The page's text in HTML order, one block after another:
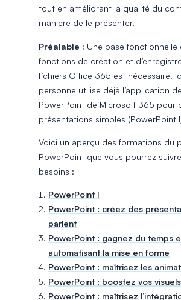
tout en améliorant la qualité du
manière de le présenter.
Préalable : Une base fonctionnelle
fonctions de création et
fichiers Office 365 est nécessaire.
personne utilise déjà l’application
PowerPoint de Microsoft 365 pour
présentations simples (PowerPoint
Voici un aperçu des formations du
PowerPoint que vous pourrez
besoins :
PowerPoint I
PowerPoint : créez des
parlent
PowerPoint : gagnez du temps
automatisant la mise en forme
PowerPoint : maîtrisez les
PowerPoint : boostez vos visuels
PowerPoint : maîtrisez